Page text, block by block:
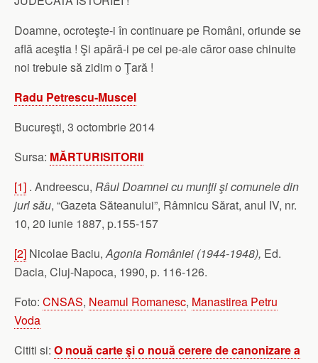
Doamne, ocroteşte-i în continuare pe Români, oriunde se
află aceştia ! Şi apără-i pe cei pe-ale căror oase chinuite
noi trebuie să zidim o Ţară !
Radu Petrescu-Muscel
Bucureşti, 3 octombrie 2014
Sursa: MĂRTURISITORII
[1] . Andreescu, Râul Doamnei cu munţii şi comunele din
jurl său, “Gazeta Săteanului”, Râmnicu Sărat, anul IV, nr.
10, 20 iunie 1887, p.155-157
[2] Nicolae Baciu,Agonia României (1944-1948), Ed.
Dacia, Cluj-Napoca, 1990, p. 116-126.
Foto: CNSAS, Neamul Romanesc, Manastirea Petru
Voda
Cititi si: O nouă carte şi o nouă cerere de canonizare a